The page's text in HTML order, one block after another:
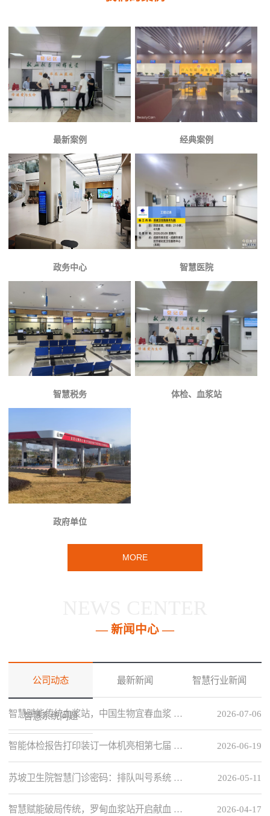
最新案例 经典案例
政务中心 智慧医院
智慧税务 体检、血浆站
政府单位
MORE
— 新闻中心 —
公司动态 最新新闻 智慧行业新闻
智慧系统问题 2026-07-06
智慧赋能传统血浆站，中国生物宜春血浆 …
2026-06-19
智能体检报告打印装订一体机亮相第七届 …
2026-05-11
苏坡卫生院智慧门诊密码：排队叫号系统 …
2026-04-17
智慧赋能破局传统，罗甸血浆站开启献血 …